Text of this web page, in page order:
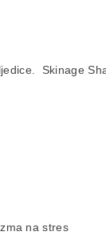
Skinage
na stres